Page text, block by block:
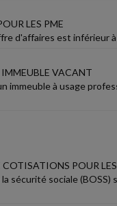
LES PME
d'affaires est inférieur
VACANT
immeuble à usage
POUR
sécurité sociale